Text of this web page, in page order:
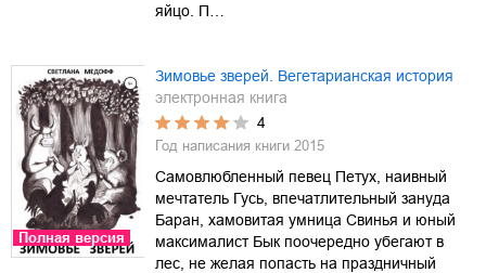
яйцо. П…
Полная версия
Зимовье зверей. Вегетарианская история
электронная книга
4
Год написания книги 2015
Самовлюбленный певец Петух, наивный
мечтатель Гусь, впечатлительный зануда
Баран, хамовитая умница Свинья и юный
максималист Бык поочередно убегают в
лес, не желая попасть на праздничный